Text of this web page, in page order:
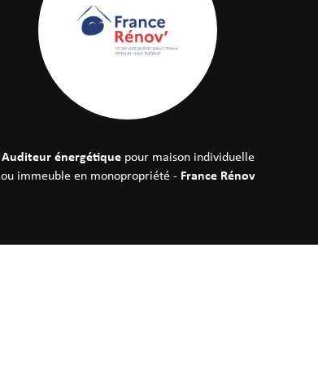
Auditeur énergétique pour maison individuelle
ou immeuble en monopropriété - France Rénov